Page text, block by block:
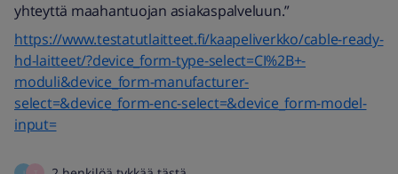
yhteyttä maahantuojan asiakaspalveluun.”
https://www.testatutlaitteet.fi/kaapeliverkko/cable-ready-
hd-laitteet/?device_form-type-select=CI%2B+-
moduli&device_form-manufacturer-
select=&device_form-enc-select=&device_form-model-
input=